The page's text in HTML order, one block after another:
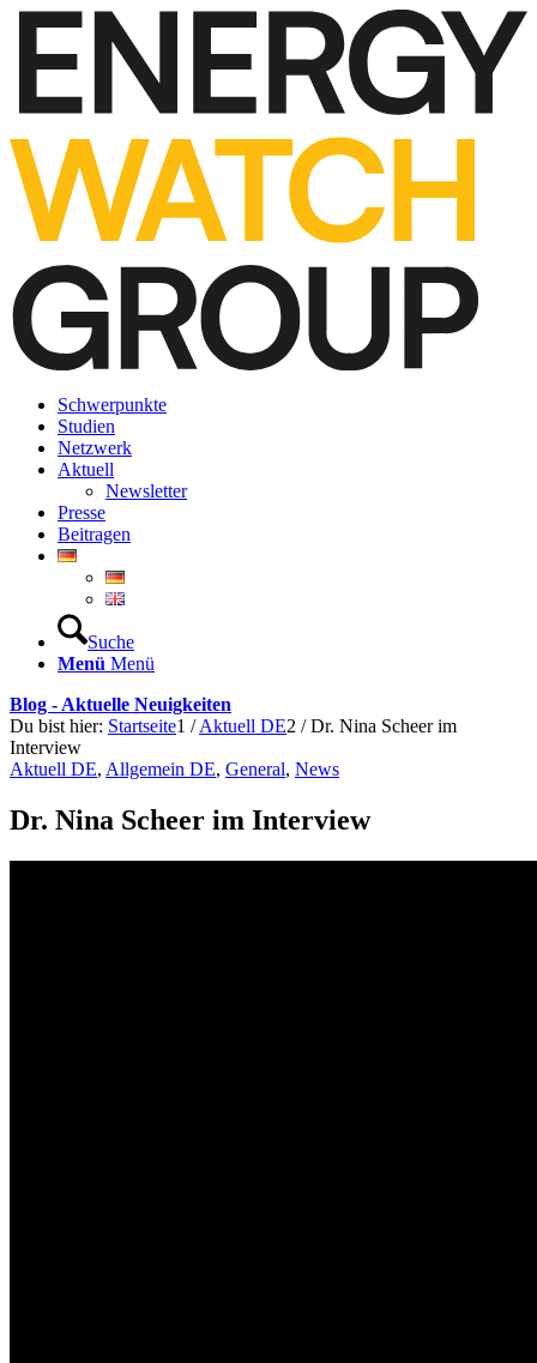
Schwerpunkte
Studien
Netzwerk
Aktuell
Newsletter
Presse
Beitragen
Suche
Menü Menü
Blog - Aktuelle Neuigkeiten
Du bist hier: Startseite1 / Aktuell DE2 / Dr. Nina Scheer im
Interview
Aktuell DE, Allgemein DE, General, News
Dr. Nina Scheer im Interview